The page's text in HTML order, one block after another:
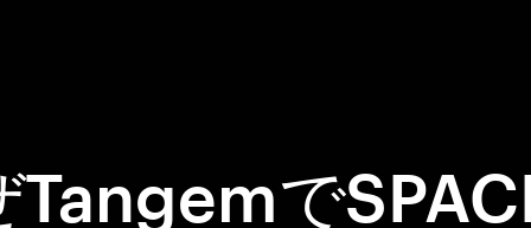
Tangemで